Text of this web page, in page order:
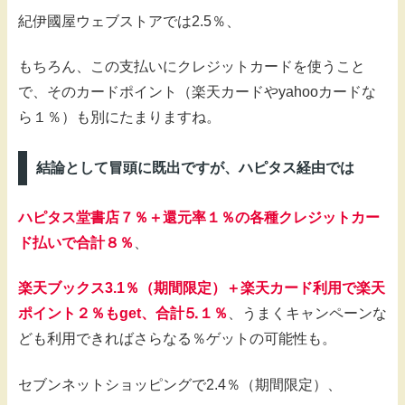
紀伊國屋ウェブストアでは2.5％、
もちろん、この支払いにクレジットカードを使うこと
で、そのカードポイント（楽天カードやyahooカードな
ら１％）も別にたまりますね。
結論として冒頭に既出ですが、ハピタス経由では
ハピタス堂書店７％＋還元率１％の各種クレジットカー
ド払いで合計８％
楽天ブックス3.1％（期間限定）＋楽天カード利用で楽天
ポイント２％もget、合計⒌１％ 、うまくキャンペーンな
ども利用できればさらなる％ゲットの可能性も。
セブンネットショッピングで2.4％（期間限定）、